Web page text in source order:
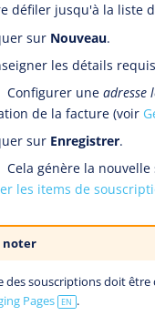
défiler jusqu'à la liste
sur Nouveau.
les détails
Configurer une adresse
de la facture (voir
sur Enregistrer.
Cela génère la
les items de
noter
des souscriptions doit
Pages EN .